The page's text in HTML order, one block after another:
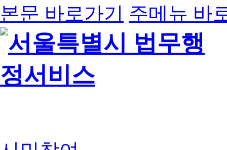
본문 바로가기 주메뉴 바